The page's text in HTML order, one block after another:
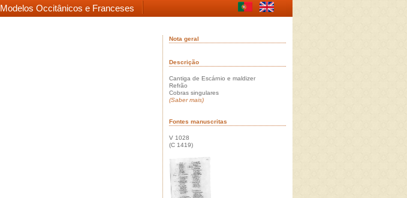
Modelos Occitânicos e Franceses
Nota geral
Descrição
Cantiga de Escárnio e maldizer
Refrão
Cobras singulares
(Saber mais)
Fontes manuscritas
V 1028
(C 1419)